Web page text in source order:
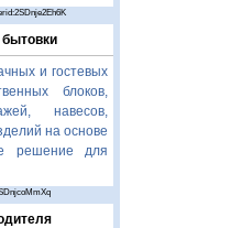
и гостевых
блоков,
навесов,
на основе
решение для